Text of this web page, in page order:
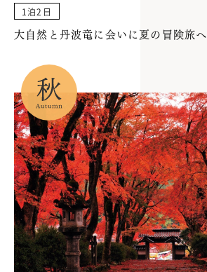
1泊2日
大自然と丹波竜に会いに夏の冒険旅へ